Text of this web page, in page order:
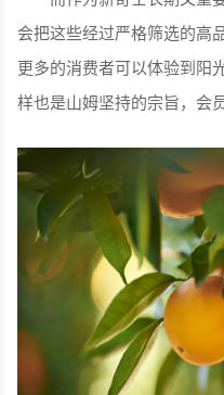
会把这些经过严格筛选的高
更多的消费者可以体验到阳
样也是山姆坚持的宗旨，会